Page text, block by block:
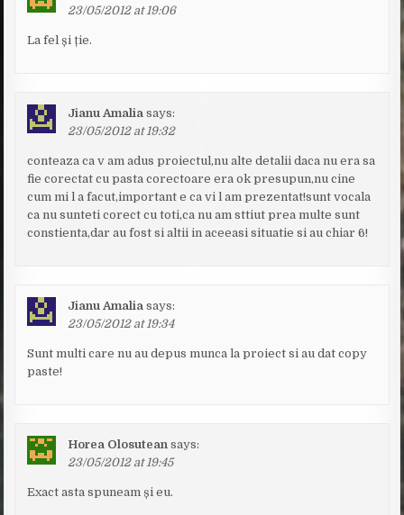
23/05/2012 at 19:06
La fel și ție.
Jianu Amalia says:
23/05/2012 at 19:32
conteaza ca v am adus proiectul,nu alte detalii daca nu era sa
fie corectat cu pasta corectoare era ok presupun,nu cine
cum mi l a facut,important e ca vi l am prezentat!sunt vocala
ca nu sunteti corect cu toti,ca nu am sttiut prea multe sunt
constienta,dar au fost si altii in aceeasi situatie si au chiar 6!
Jianu Amalia says:
23/05/2012 at 19:34
Sunt multi care nu au depus munca la proiect si au dat copy
paste!
Horea Olosutean says:
23/05/2012 at 19:45
Exact asta spuneam și eu.